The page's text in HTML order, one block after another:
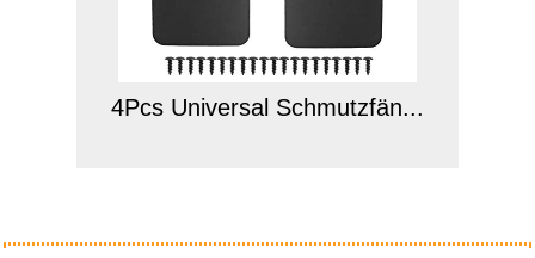
4Pcs Universal Schmutzfän...